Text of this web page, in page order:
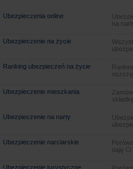
Ubezpieczenia online
na
Ubezpieczenie na życie
Ranking ubezpieczeń na życie
Ubezpieczenie mieszkania
Ubezpieczenie na narty
Ubezpieczenie narciarskie
daję
Ubezpieczenie turystyczne